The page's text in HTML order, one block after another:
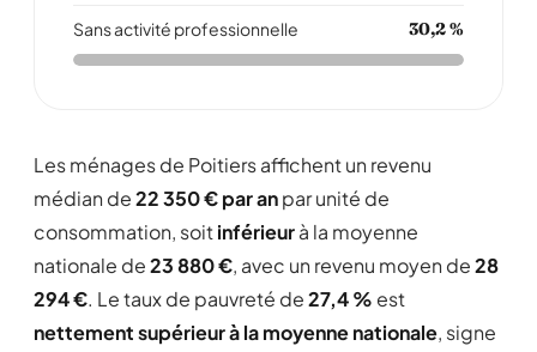
Sans activité professionnelle 30,2 %
Les ménages de Poitiers affichent un revenu
médian de22 350 € par anpar unité de
consommation, soitinférieurà la moyenne
nationale de23 880 €, avec un revenu moyen de28
294 €. Le taux de pauvreté de27,4 % est
nettement supérieur à la moyenne nationale, signe